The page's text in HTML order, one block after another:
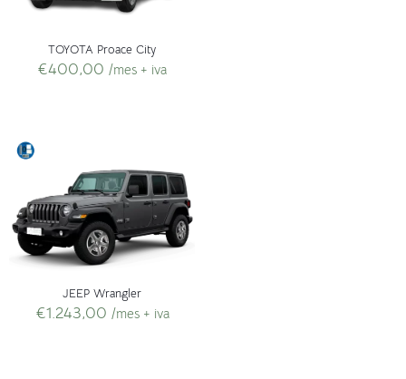
TOYOTA Proace City
€400,00 /mes + iva
JEEP Wrangler
€1.243,00 /mes + iva